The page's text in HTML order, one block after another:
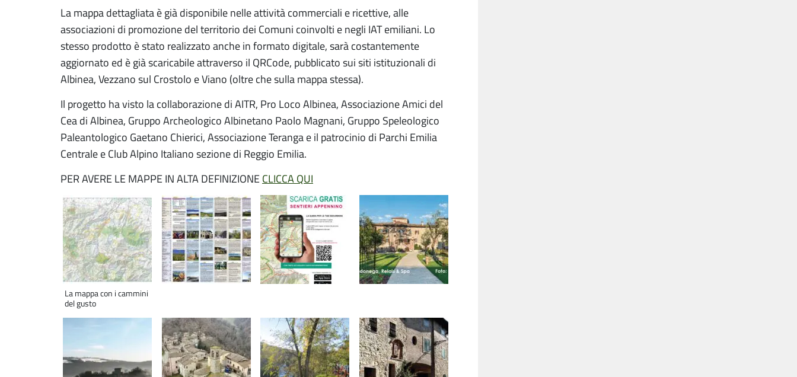
La mappa dettagliata è già disponibile nelle attività commerciali e ricettive, alle
associazioni di promozione del territorio dei Comuni coinvolti e negli IAT emiliani. Lo
stesso prodotto è stato realizzato anche in formato digitale, sarà costantemente
aggiornato ed è già scaricabile attraverso il QRCode, pubblicato sui siti istituzionali di
Albinea, Vezzano sul Crostolo e Viano (oltre che sulla mappa stessa).
Il progetto ha visto la collaborazione di AITR, Pro Loco Albinea, Associazione Amici del
Cea di Albinea, Gruppo Archeologico Albinetano Paolo Magnani, Gruppo Speleologico
Paleantologico Gaetano Chierici, Associazione Teranga e il patrocinio di Parchi Emilia
Centrale e Club Alpino Italiano sezione di Reggio Emilia.
PER AVERE LE MAPPE IN ALTA DEFINIZIONE CLICCA QUI
La mappa con i cammini
del gusto